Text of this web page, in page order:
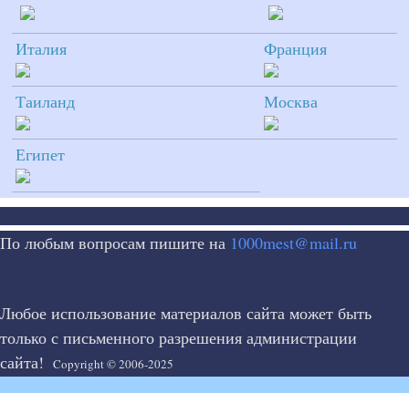
Италия Франция
Таиланд Москва
Египет
По любым вопросам пишите на 1000mest@mail.ru
Любое использование материалов сайта может быть
только с письменного разрешения администрации
сайта!
Copyright © 2006-2025